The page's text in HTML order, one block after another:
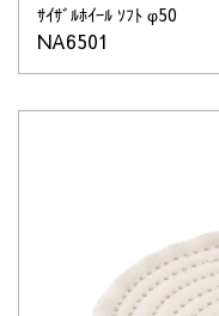
ｻｲｻﾞﾙﾎｲｰﾙ ｿﾌﾄ φ50
NA6501